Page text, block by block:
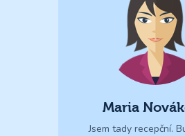
Maria
Jsem tady recepční.